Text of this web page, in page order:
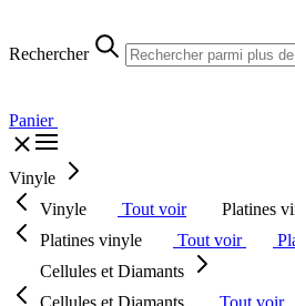
Rechercher
Panier
Vinyle
Vinyle
Tout voir
Platines
Platines vinyle
Tout voir
Cellules et Diamants
Cellules et Diamants
Tout voir